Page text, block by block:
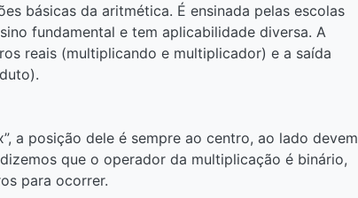
básicas da aritmética. É ensinada pelas escolas
fundamental e tem aplicabilidade diversa. A
reais (multiplicando e multiplicador) e a saída
a posição dele é sempre ao centro, ao lado devem
que o operador da multiplicação é binário,
para ocorrer.